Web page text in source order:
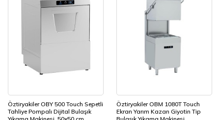
Öztiryakiler OBY 500 Touch Sepetli
Tahliye Pompalı Dijital Bulaşık
Öztiryakiler OBM 1080T Touch
Ekran Yarım Kazan Giyotin Tip